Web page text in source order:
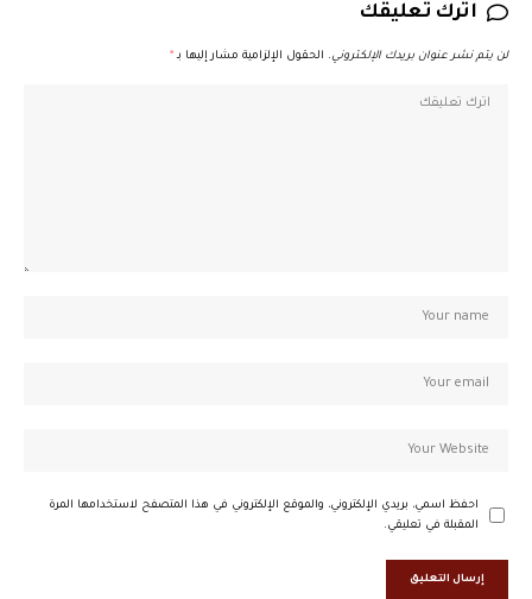
اترك تعليقك
لن يتم نشر عنوان بريدك الإلكتروني. الحقول الإلزامية مشار إليها بـ *
احفظ اسمي، بريدي الإلكتروني، والموقع الإلكتروني في هذا المتصفح لاستخدامها المرة
المقبلة في تعليقي.